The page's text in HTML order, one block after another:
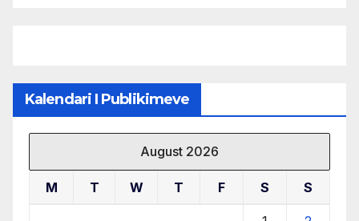
Kalendari I Publikimeve
August 2026
M T W T F S S